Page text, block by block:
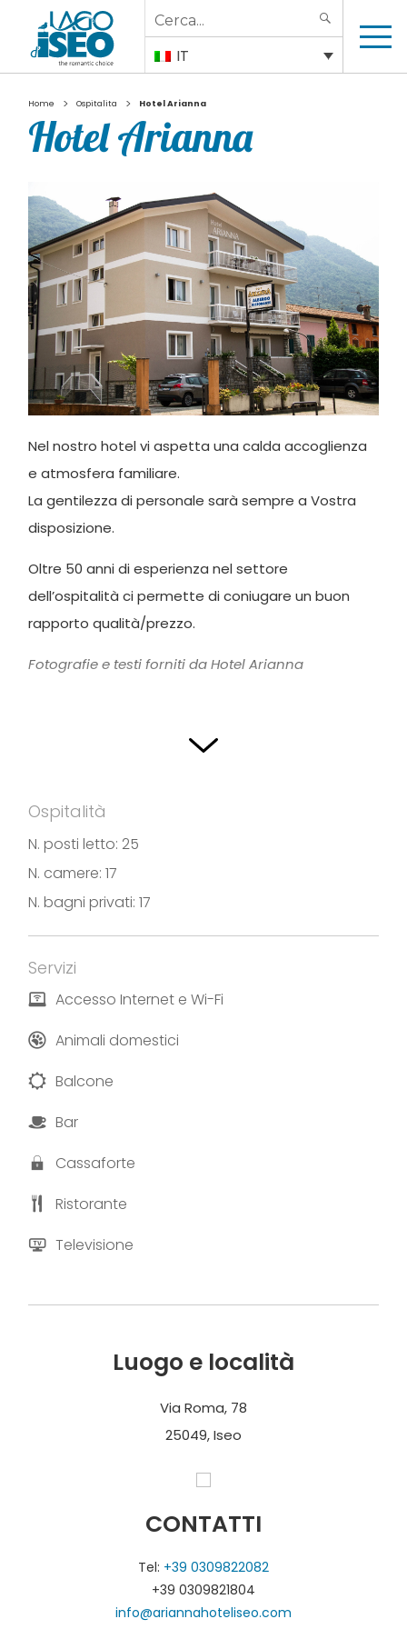
Search
for:
IT
Home > Ospitalita > Hotel Arianna
Hotel Arianna
Nel nostro hotel vi aspetta una calda accoglienza
e atmosfera familiare.
La gentilezza di personale sarà sempre a Vostra
disposizione.
Oltre 50 anni di esperienza nel settore
dell’ospitalità ci permette di coniugare un buon
rapporto qualità/prezzo.
Fotografie e testi forniti da Hotel Arianna
Ospitalità
N. posti letto: 25
N. camere: 17
N. bagni privati: 17
Servizi
Accesso Internet e Wi-Fi
Animali domestici
Balcone
Bar
Cassaforte
Ristorante
Televisione
Luogo e località
Via Roma, 78
25049, Iseo
CONTATTI
Tel: +39 0309822082
+39 0309821804
info@ariannahoteliseo.com